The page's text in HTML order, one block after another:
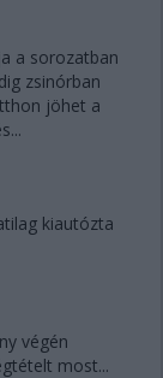
a sorozatban
zsinórban
jöhet a
kiautózta
végén
most...